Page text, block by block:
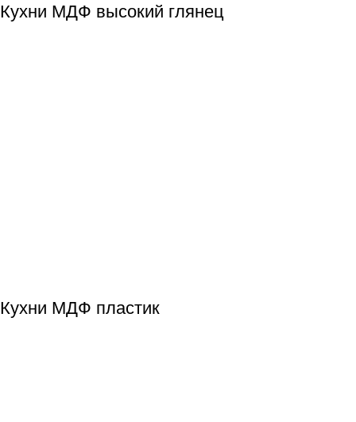
Кухни МДФ высокий глянец
Кухни МДФ пластик